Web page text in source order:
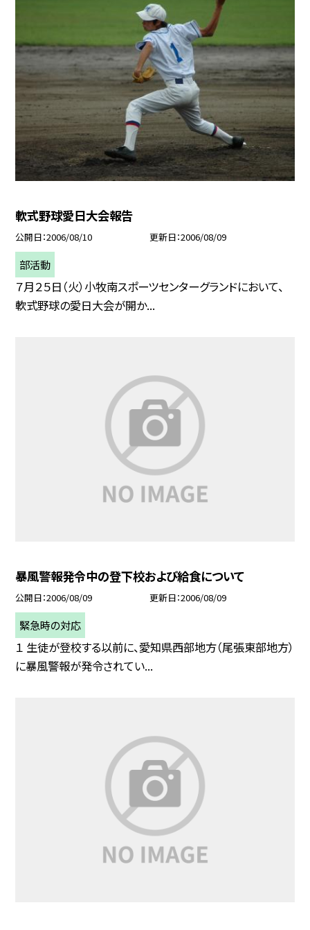
軟式野球愛日大会報告
公開日 2006/08/10 更新日 2006/08/09
部活動
７月２５日（火）小牧南スポーツセンターグランドにおいて、
軟式野球の愛日大会が開か...
暴風警報発令中の登下校および給食について
公開日 2006/08/09 更新日 2006/08/09
緊急時の対応
１ 生徒が登校する以前に、愛知県西部地方（尾張東部地方）
に暴風警報が発令されてい...